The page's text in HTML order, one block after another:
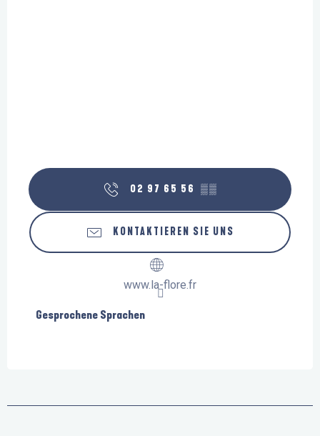
02 97 65 56 ▒▒
KONTAKTIEREN SIE UNS
www.la-flore.fr
Gesprochene Sprachen
Gesprochene Sprachen